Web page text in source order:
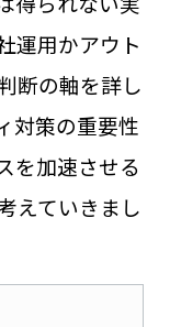
運用かアウト
断の軸を詳し
対策の重要性
を加速させる
えていきまし